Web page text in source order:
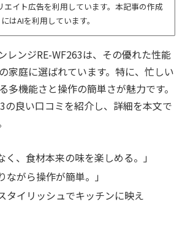
エイト広告を利用しています。本記事の作成
にはAIを利用しています。
レンジRE-WF263は、その優れた性能
家庭に選ばれています。特に、忙しい
多機能さと操作の簡単さが魅力です。
の良い口コミを紹介し、詳細を本文で
く、食材本来の味を楽しめる。」
ながら操作が簡単。」
タイリッシュでキッチンに映え